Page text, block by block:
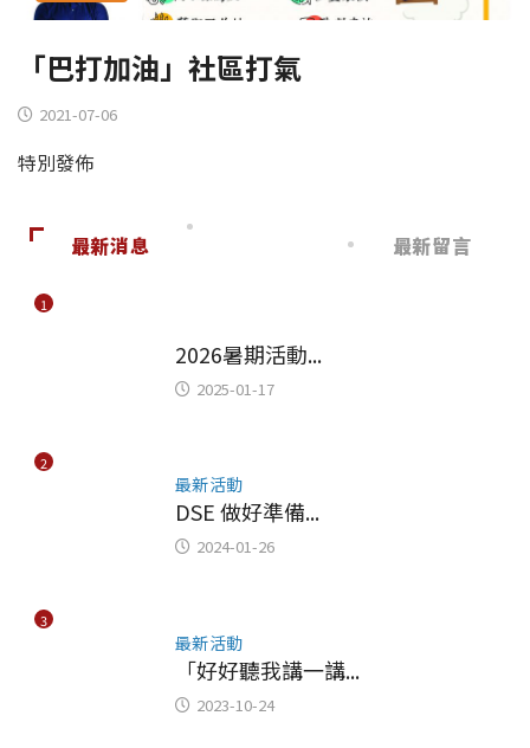
「巴打加油」社區打氣
2021-07-06
特別發佈
最新消息 最新留言
1
2026暑期活動...
2025-01-17
2
最新活動
DSE 做好準備...
2024-01-26
3
最新活動
「好好聽我講一講...
2023-10-24